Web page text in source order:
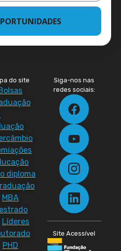
do site
diploma
MBA
Líderes
PHD
Siga-nos nas
redes sociais:
Site Acessível